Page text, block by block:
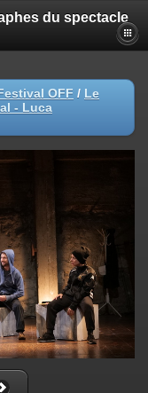
du spectacle
OFF / Le
- Luca